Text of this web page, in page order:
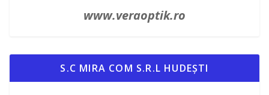
www.veraoptik.ro
S.C MIRA COM S.R.L HUDEȘTI